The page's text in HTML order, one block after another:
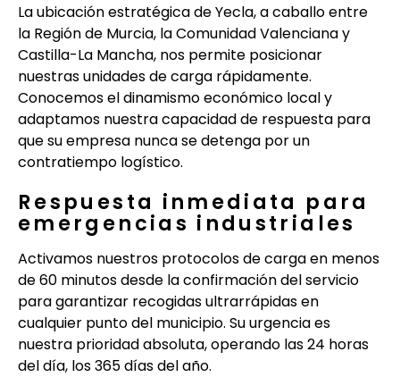
La ubicación estratégica de Yecla, a caballo entre
la Región de Murcia, la Comunidad Valenciana y
Castilla-La Mancha, nos permite posicionar
nuestras unidades de carga rápidamente.
Conocemos el dinamismo económico local y
adaptamos nuestra capacidad de respuesta para
que su empresa nunca se detenga por un
contratiempo logístico.
Respuesta inmediata para
emergencias industriales
Activamos nuestros protocolos de carga en menos
de 60 minutos desde la confirmación del servicio
para garantizar recogidas ultrarrápidas en
cualquier punto del municipio. Su urgencia es
nuestra prioridad absoluta, operando las 24 horas
del día, los 365 días del año.